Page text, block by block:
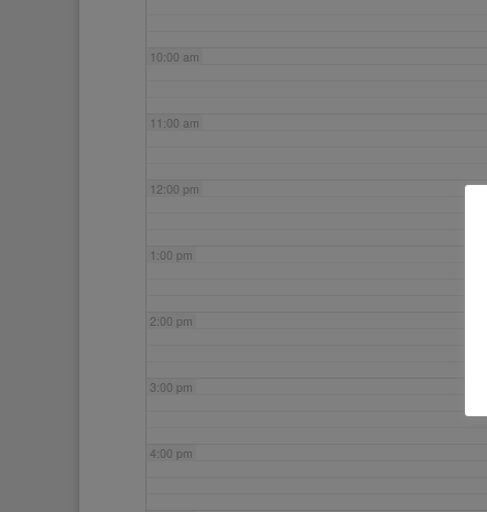
10:00 am
11:00 am
12:00 pm
1:00 pm
2:00 pm
3:00 pm
4:00 pm